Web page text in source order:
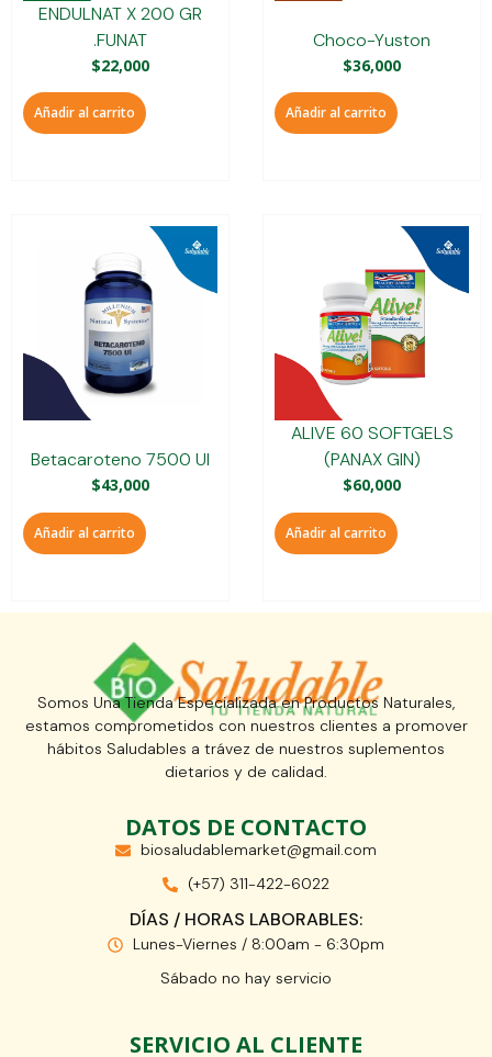
ENDULNAT X 200 GR
.FUNAT
$22,000
Añadir al carrito
Choco-Yuston
$36,000
Añadir al carrito
Betacaroteno 7500 UI
$43,000
Añadir al carrito
ALIVE 60 SOFTGELS
(PANAX GIN)
$60,000
Añadir al carrito
Somos Una Tienda Especializada en Productos Naturales,
estamos comprometidos con nuestros clientes a promover
hábitos Saludables a trávez de nuestros suplementos
dietarios y de calidad.
DATOS DE CONTACTO
biosaludablemarket@gmail.com
(+57) 311-422-6022
DÍAS / HORAS LABORABLES:
Lunes-Viernes / 8:00am - 6:30pm
Sábado no hay servicio
SERVICIO AL CLIENTE